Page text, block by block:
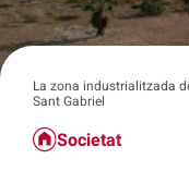
La zona industrialitzada
Sant Gabriel
Societat